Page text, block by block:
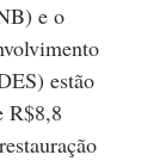
e o
estão
R$8,8